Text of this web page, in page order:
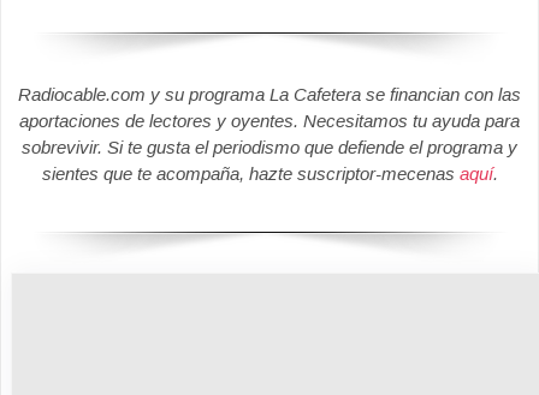
Radiocable.com y su programa La Cafetera se financian con las
aportaciones de lectores y oyentes. Necesitamos tu ayuda para
sobrevivir. Si te gusta el periodismo que defiende el programa y
sientes que te acompaña, hazte suscriptor-mecenas aquí.